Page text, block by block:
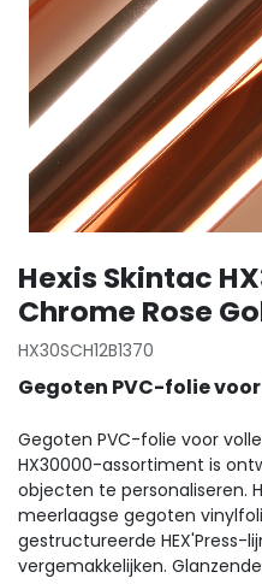
Hexis Skintac
Chrome Rose
HX30SCH12B1370
Gegoten PVC-folie
Gegoten PVC-folie voor
HX30000-assortiment is
objecten te personaliseren.
meerlaagse gegoten
gestructureerde
vergemakkelijken.